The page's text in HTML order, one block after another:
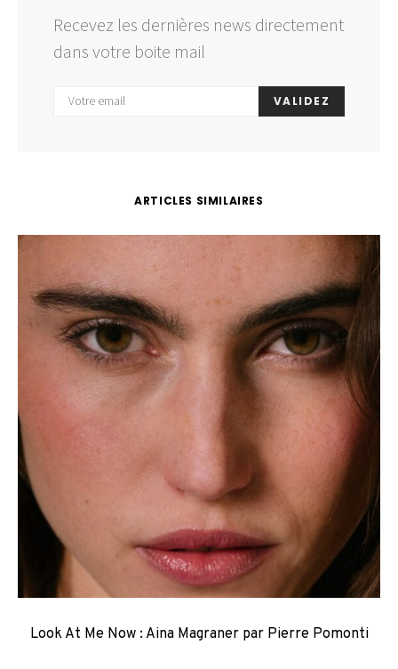
Recevez les dernières news directement
dans votre boite mail
VALIDEZ
ARTICLES SIMILAIRES
Look At Me Now : Aina Magraner par Pierre Pomonti